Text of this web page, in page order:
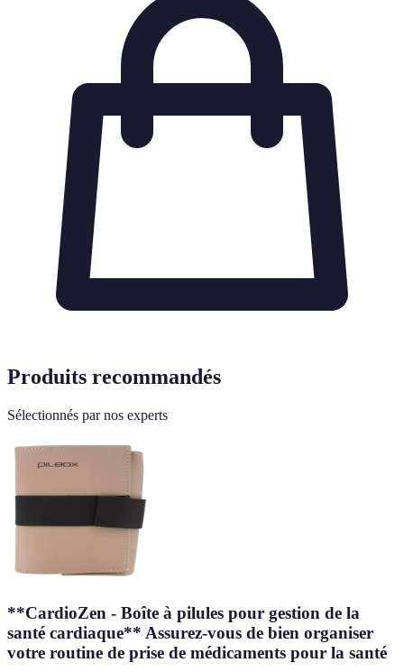
Produits recommandés
Sélectionnés par nos experts
**CardioZen - Boîte à pilules pour gestion de la
santé cardiaque** Assurez-vous de bien organiser
votre routine de prise de médicaments pour la santé